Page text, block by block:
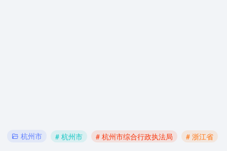
杭州市 # 杭州市 # 杭州市综合行政执法局 # 浙江省